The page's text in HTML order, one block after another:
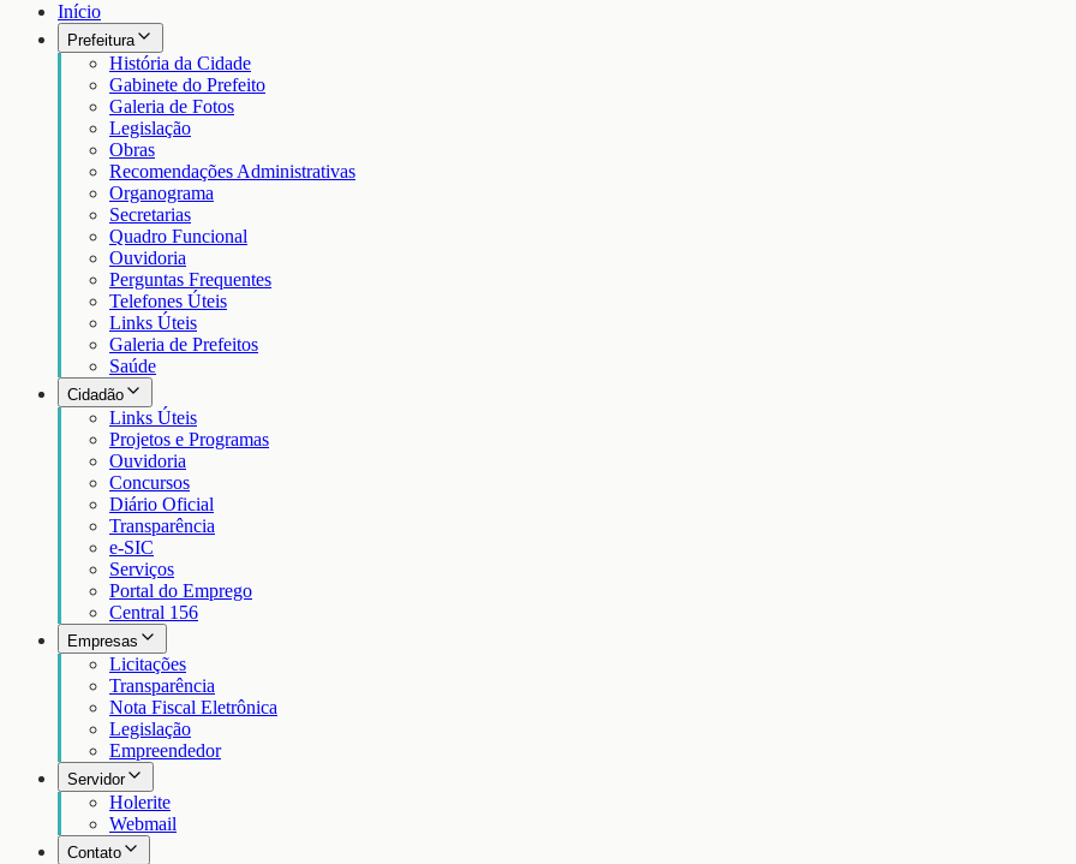
Início
Prefeitura
História da Cidade
Gabinete do Prefeito
Galeria de Fotos
Legislação
Obras
Recomendações Administrativas
Organograma
Secretarias
Quadro Funcional
Ouvidoria
Perguntas Frequentes
Telefones Úteis
Links Úteis
Galeria de Prefeitos
Saúde
Cidadão
Links Úteis
Projetos e Programas
Ouvidoria
Concursos
Diário Oficial
Transparência
e-SIC
Serviços
Portal do Emprego
Central 156
Empresas
Licitações
Transparência
Nota Fiscal Eletrônica
Legislação
Empreendedor
Servidor
Holerite
Webmail
Contato